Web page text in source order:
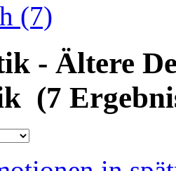
(7)
- Ältere
(7